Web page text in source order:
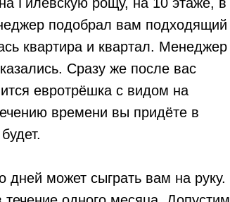
подобрал вам подходящий
квартира и квартал. Менеджер
Сразу же после вас
евротрёшка с видом на
времени вы придёте в
дней может сыграть вам на руку.